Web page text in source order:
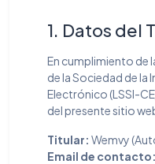
1. Datos del
En cumplimiento de
de la Sociedad de
Electrónico (LSSI-
del presente sitio
Titular: Wemvy
Email de contacto: